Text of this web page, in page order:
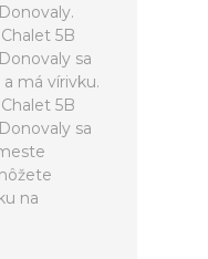
5B
sa
má vírivku.
5B
sa
na